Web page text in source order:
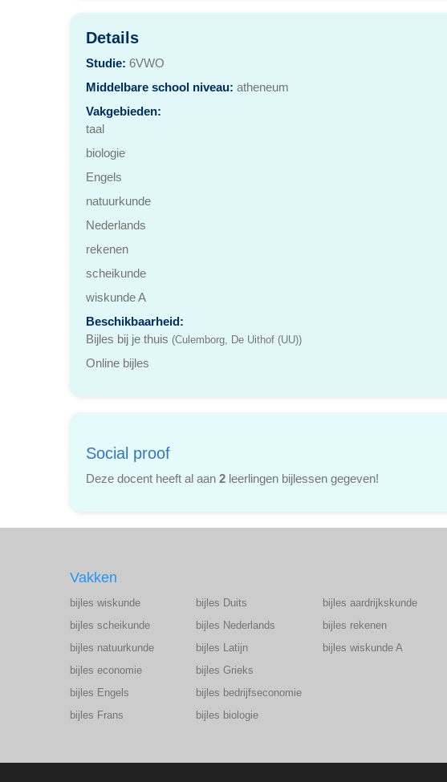
Details
Studie: 6VWO
Middelbare school niveau: atheneum
Vakgebieden:
taal
biologie
Engels
natuurkunde
Nederlands
rekenen
scheikunde
wiskunde A
Beschikbaarheid:
Bijles bij je thuis (Culemborg, De Uithof (UU))
Online bijles
Social proof
Deze docent heeft al aan 2 leerlingen bijlessen gegeven!
Vakken
bijles wiskunde
bijles scheikunde
bijles natuurkunde
bijles economie
bijles Engels
bijles Frans
bijles Duits
bijles Nederlands
bijles Latijn
bijles Grieks
bijles bedrijfseconomie
bijles biologie
bijles aardrijkskunde
bijles rekenen
bijles wiskunde A